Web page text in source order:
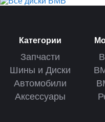
Категории
Запчасти
Шины и Диски
Автомобили
Аксессуары